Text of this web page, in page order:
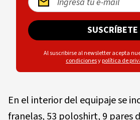
SUSCRÍBETE
Al suscribirse al newsletter acepta
condicionesypolítica de
En el interior del equipaje se
franelas, 53 poloshirt, 9 pares